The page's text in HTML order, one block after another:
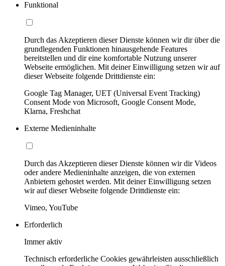
Funktional
Durch das Akzeptieren dieser Dienste können wir dir über die
grundlegenden Funktionen hinausgehende Features
bereitstellen und dir eine komfortable Nutzung unserer
Webseite ermöglichen. Mit deiner Einwilligung setzen wir auf
dieser Webseite folgende Drittdienste ein:
Google Tag Manager, UET (Universal Event Tracking)
Consent Mode von Microsoft, Google Consent Mode,
Klarna, Freshchat
Externe Medieninhalte
Durch das Akzeptieren dieser Dienste können wir dir Videos
oder andere Medieninhalte anzeigen, die von externen
Anbietern gehostet werden. Mit deiner Einwilligung setzen
wir auf dieser Webseite folgende Drittdienste ein:
Vimeo, YouTube
Erforderlich
Immer aktiv
Technisch erforderliche Cookies gewährleisten ausschließlich